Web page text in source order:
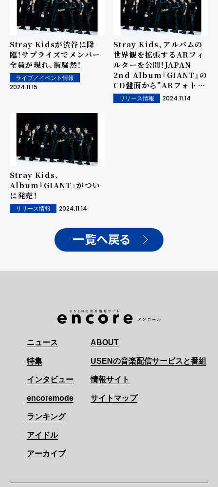
Stray Kidsが渋谷に降
臨！サプライズでメンバー
全員が現れ、街騒然！
ライブ／イベント情報
2024.11.15
Stray Kids、アルバムの
世界観を拡張するARフィ
ルターを公開！JAPAN
2nd Album『GIANT』の
CD盤面から"ARフォトカ
ード"＆"スペシャルボイ
ス"が出現！
リリース情報 2024.11.14
Stray Kids、
Album『GIANT』がつい
に発売！
リリース情報 2024.11.14
一覧へ戻る
ニュース
特集
インタビュー
encoremode
ランキング
アイドル
アーカイブ
ABOUT
USENの音楽配信サービスと番組
情報サイト
サイトマップ